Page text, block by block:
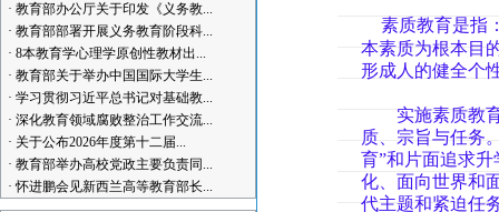
· 教育部办公厅关于印发《义务教...
· 教育部部署开展义务教育阶段科...
· 8本教育学心理学原创性教材出...
· 教育部关于举办中国国际大学生...
· 学习贯彻习近平总书记对基础教...
· 深化教育领域腐败整治工作交流...
· 关于公布2026年度第十二届...
· 教育部举办高校党政主要负责同...
· 怀进鹏会见新西兰高等教育部长...
素质教育是指
本素质为根本目
形成人的健全个
实施素质教育
质、宗旨与任务
育”和片面追求
化、面向世界和
代主题和紧迫任